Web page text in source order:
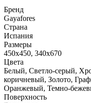
Бренд
Gayafores
Страна
Испания
Размеры
450x450, 340x670
Цвета
Белый, Светло-серый,
коричневый, Золото,
Оранжевый, Темно-
Поверхность